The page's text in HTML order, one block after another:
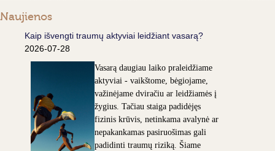
Naujienos
Kaip išvengti traumų aktyviai leidžiant vasarą?
2026-07-28
Vasarą daugiau laiko praleidžiame
aktyviai - vaikštome, bėgiojame,
važinėjame dviračiu ar leidžiamės į
žygius. Tačiau staiga padidėjęs
fizinis krūvis, netinkama avalynė ar
nepakankamas pasiruošimas gali
padidinti traumų riziką. Šiame